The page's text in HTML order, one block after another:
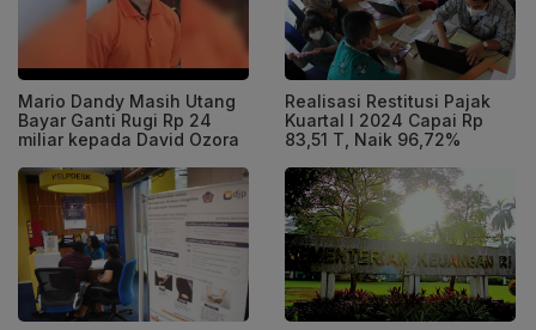
Mario Dandy Masih Utang
Bayar Ganti Rugi Rp 24
miliar kepada David Ozora
Realisasi Restitusi Pajak
Kuartal I 2024 Capai Rp
83,51 T, Naik 96,72%